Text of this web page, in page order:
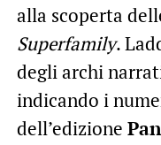
alla scoperta
Superfamily.
degli archi
indicando i
dell’edizione